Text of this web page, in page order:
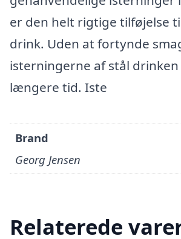
er den helt rigtige tilføjelse
drink. Uden at fortynde
isterningerne af stål drinken
længere tid. Iste
Brand
Georg Jensen
Relaterede